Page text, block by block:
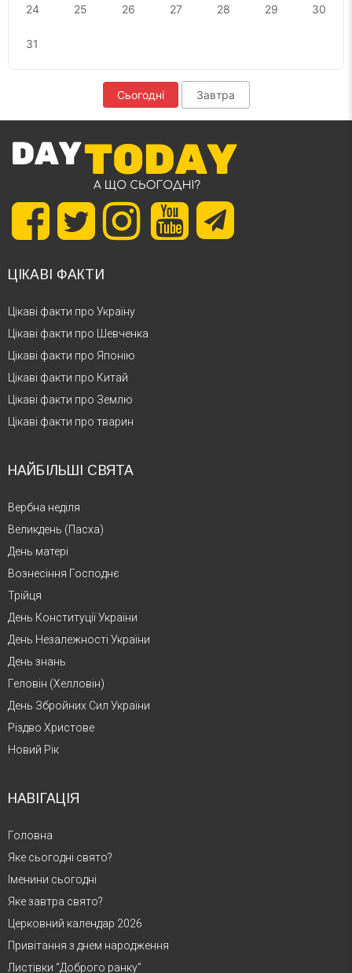
24 25 26 27 28 29 30
31
Сьогодні Завтра
ЦІКАВІ ФАКТИ
Цікаві факти про Україну
Цікаві факти про Шевченка
Цікаві факти про Японію
Цікаві факти про Китай
Цікаві факти про Землю
Цікаві факти про тварин
НАЙБІЛЬШІ СВЯТА
Вербна неділя
Великдень (Пасха)
День матері
Вознесіння Господнє
Трійця
День Конституції України
День Незалежності України
День знань
Геловін (Хелловін)
День Збройних Сил України
Різдво Христове
Новий Рік
НАВІГАЦІЯ
Головна
Яке сьогодні свято?
Іменини сьогодні
Яке завтра свято?
Церковний календар 2026
Привітання з днем народження
Листівки “Доброго ранку”